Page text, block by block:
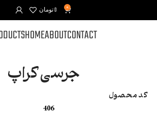
0
0 تومان
CONTACT
ABOUT
HOME
جرسی کراپ
کد محصول
406